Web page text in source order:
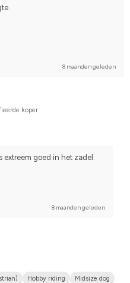
8 maanden geleden
koper
extreem goed in het zadel.
8 maanden geleden
Hobby riding
Midsize dog